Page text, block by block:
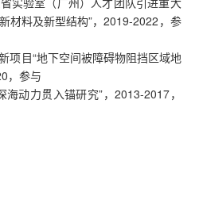
材料及新型结构”，2019-2022，参
项目“地下空间被障碍物阻挡区域地
，参与
动力贯入锚研究”，2013-2017，